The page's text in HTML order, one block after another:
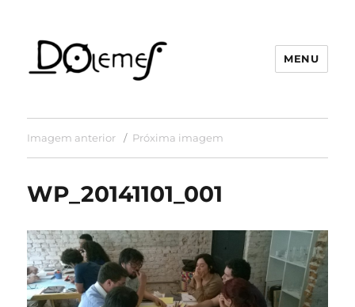
MENU
Imagem anterior Próxima imagem
WP_20141101_001